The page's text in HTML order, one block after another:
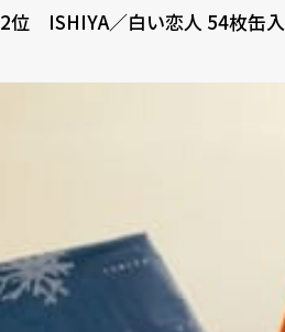
2位 ISHIYA／白い恋人 54枚缶入